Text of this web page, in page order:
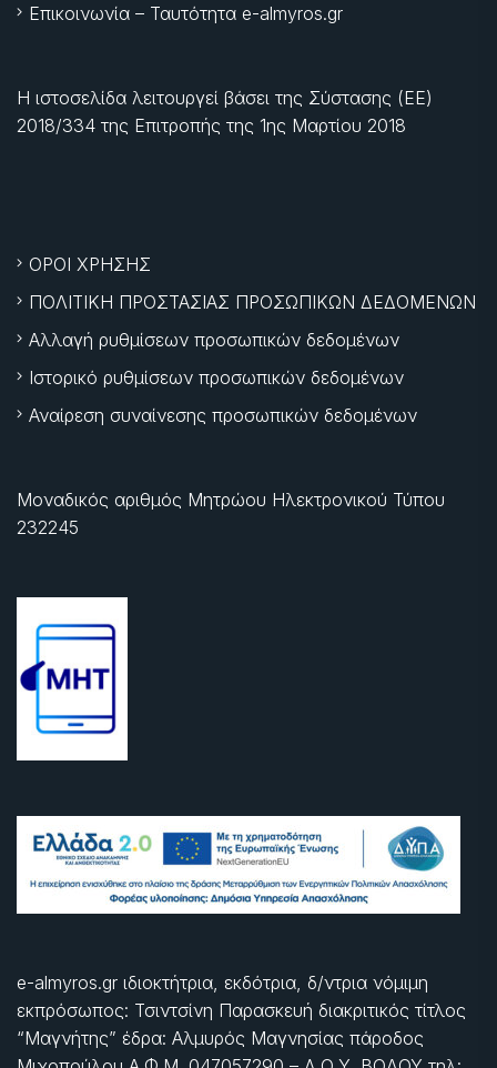
Επικοινωνία – Ταυτότητα e-almyros.gr
Η ιστοσελίδα λειτουργεί βάσει της Σύστασης (ΕΕ)
2018/334 της Επιτροπής της 1ης Μαρτίου 2018
ΟΡΟΙ ΧΡΗΣΗΣ
ΠΟΛΙΤΙΚΗ ΠΡΟΣΤΑΣΙΑΣ ΠΡΟΣΩΠΙΚΩΝ ΔΕΔΟΜΕΝΩΝ
Αλλαγή ρυθμίσεων προσωπικών δεδομένων
Ιστορικό ρυθμίσεων προσωπικών δεδομένων
Αναίρεση συναίνεσης προσωπικών δεδομένων
Μοναδικός αριθμός Μητρώου Ηλεκτρονικού Τύπου
232245
e-almyros.gr ιδιοκτήτρια, εκδότρια, δ/ντρια νόμιμη
εκπρόσωπος: Τσιντσίνη Παρασκευή διακριτικός τίτλος
“Μαγνήτης” έδρα: Αλμυρός Μαγνησίας πάροδος